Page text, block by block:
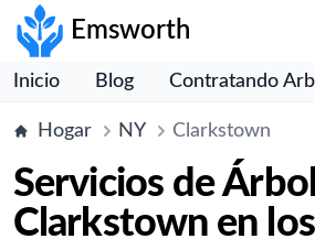
Emsworth
Inicio Blog Contratando
Hogar NY Clarkstown
Servicios de
Clarkstown en